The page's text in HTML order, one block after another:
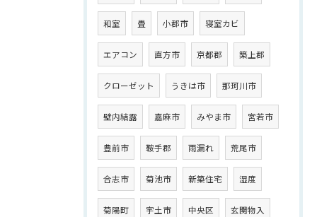
和室 畳 小郡市 寝室カビ
エアコン 直方市 京都郡 築上郡
クローゼット うきは市 那珂川市
壁内結露 嘉麻市 みやま市 宮若市
豊前市 鞍手郡 雨漏れ 荒尾市
合志市 菊池市 新築住宅 湿度
菊陽町 宇土市 中央区 玄関物入